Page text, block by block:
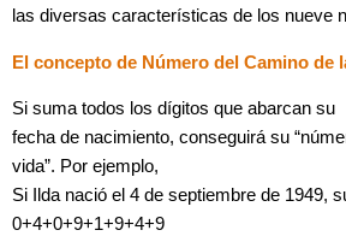
las diversas características de los nueve
El concepto de Número del Camino de
Si suma todos los dígitos que abarcan su
fecha de nacimiento, conseguirá su
vida”. Por ejemplo,
Si Ilda nació el 4 de septiembre de 1949,
0+4+0+9+1+9+4+9